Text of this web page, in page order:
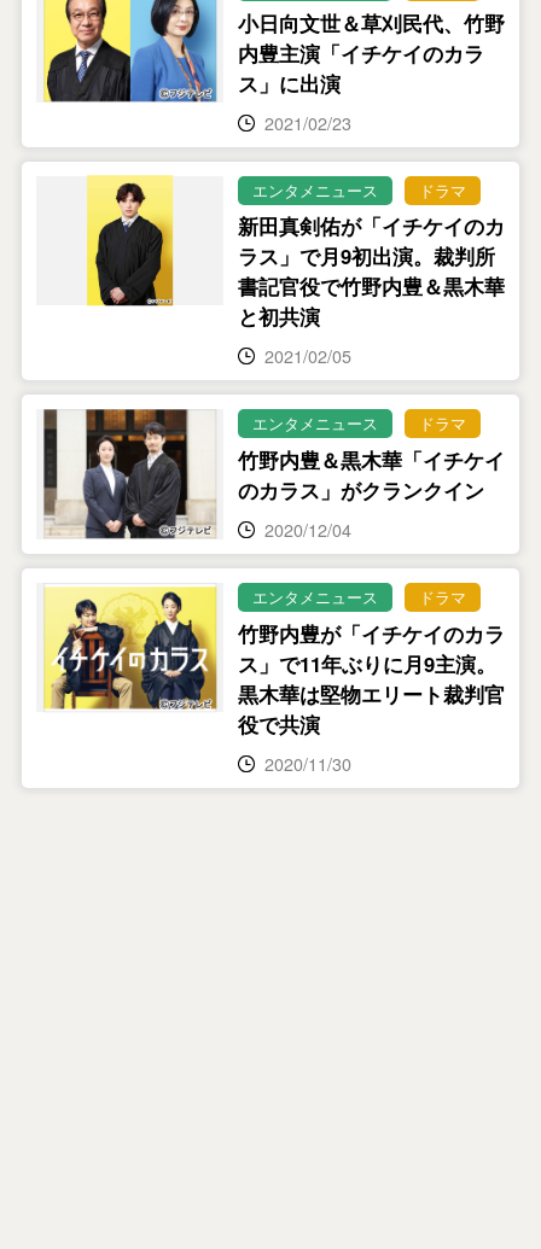
小日向文世＆草刈民代、竹野
内豊主演「イチケイのカラ
ス」に出演
2021/02/23
エンタメニュース ドラマ
新田真剣佑が「イチケイのカ
ラス」で月9初出演。裁判所
書記官役で竹野内豊＆黒木華
と初共演
2021/02/05
エンタメニュース ドラマ
竹野内豊＆黒木華「イチケイ
のカラス」がクランクイン
2020/12/04
エンタメニュース ドラマ
竹野内豊が「イチケイのカラ
ス」で11年ぶりに月9主演。
黒木華は堅物エリート裁判官
役で共演
2020/11/30